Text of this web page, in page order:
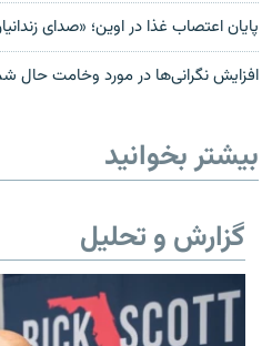
پایان اعتصاب غذا در اوین؛ «صدای
افزایش نگرانی‌ها در مورد وخامت حال
بیشتر بخوانید
گزارش و تحلیل